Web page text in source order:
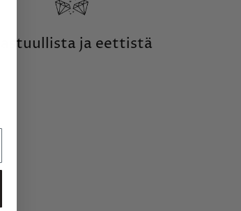
Vastuullista ja eettistä